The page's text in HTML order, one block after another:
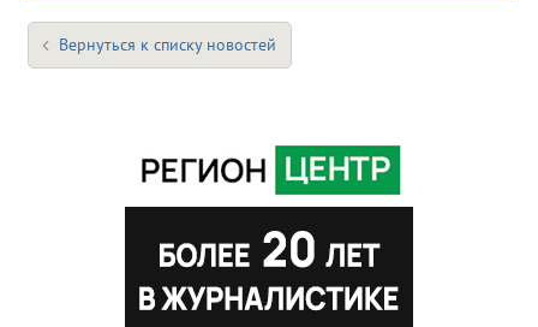
Вернуться к списку новостей